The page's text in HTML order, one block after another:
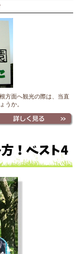
方面へ観光の際は、当直
うか。